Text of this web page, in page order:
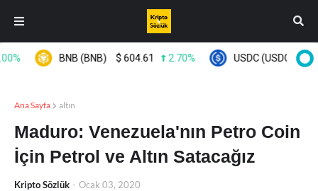
BNB (BNB) $ 604.61 2.70% USDC (USDC) $
Ana Sayfa altın
Maduro: Venezuela'nın Petro Coin
İçin Petrol ve Altın Satacağız
Kripto Sözlük - Ocak 03, 2020